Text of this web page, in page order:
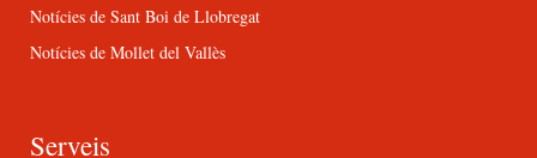
Notícies de Sant Boi de Llobregat
Notícies de Mollet del Vallès
Serveis